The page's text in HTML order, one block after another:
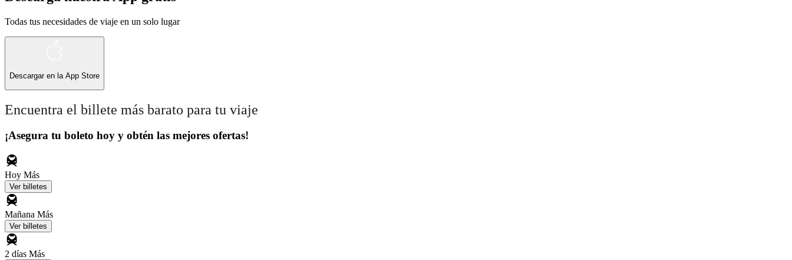
Todas tus necesidades de viaje en un solo lugar
Descargar en la App Store
Encuentra el billete más barato para tu viaje
¡Asegura tu boleto hoy y obtén las mejores ofertas!
Hoy Más
Ver billetes
Mañana Más
Ver billetes
2 días Más